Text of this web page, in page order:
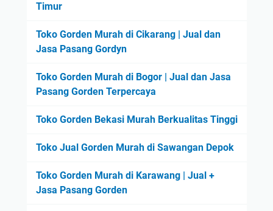
Timur
Toko Gorden Murah di Cikarang | Jual dan
Jasa Pasang Gordyn
Toko Gorden Murah di Bogor | Jual dan Jasa
Pasang Gorden Terpercaya
Toko Gorden Bekasi Murah Berkualitas Tinggi
Toko Jual Gorden Murah di Sawangan Depok
Toko Gorden Murah di Karawang | Jual +
Jasa Pasang Gorden